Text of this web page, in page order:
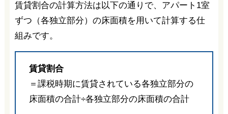
賃貸割合の計算方法は以下の通りで、アパート1室
ずつ（各独立部分）の床面積を用いて計算する仕
組みです。
賃貸割合
＝課税時期に賃貸されている各独立部分の
床面積の合計÷各独立部分の床面積の合計